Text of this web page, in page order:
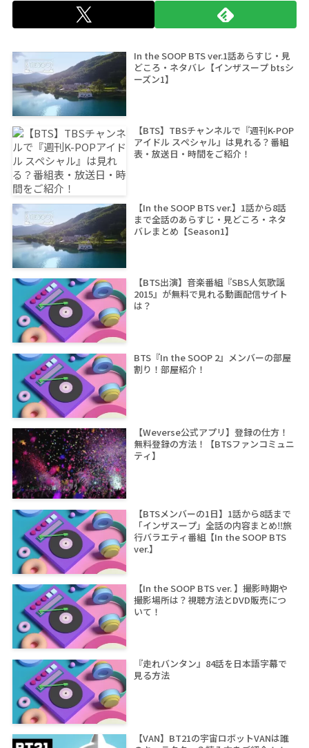
In the SOOP BTS ver.1話あらすじ・見
どころ・ネタバレ【インザスープ btsシ
ーズン1】
【BTS】TBSチャンネルで『週刊K-POP
アイドル スペシャル』は見れる？番組
表・放送日・時間をご紹介！
【In the SOOP BTS ver.】1話から8話
まで全話のあらすじ・見どころ・ネタ
バレまとめ【Season1】
【BTS出演】音楽番組『SBS人気歌謡
2015』が無料で見れる動画配信サイト
は？
BTS『In the SOOP 2』メンバーの部屋
割り！部屋紹介！
【Weverse公式アプリ】登録の仕方！
無料登録の方法！【BTSファンコミュニ
ティ】
【BTSメンバーの1日】1話から8話まで
「インザスープ」全話の内容まとめ‼旅
行バラエティ番組【In the SOOP BTS
ver.】
【In the SOOP BTS ver. 】撮影時期や
撮影場所は？視聴方法とDVD販売につ
いて！
『走れバンタン』84話を日本語字幕で
見る方法
【VAN】BT21の宇宙ロボットVANは誰